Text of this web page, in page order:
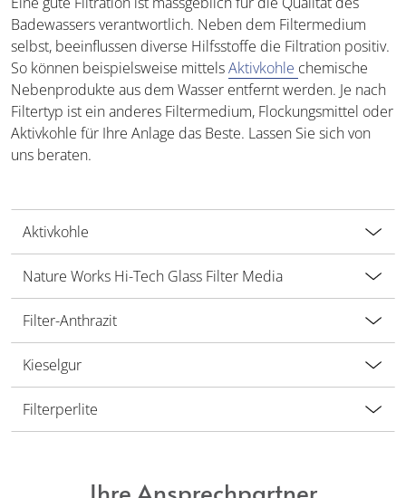
Badewassers verantwortlich. Neben dem Filtermedium
selbst, beeinflussen diverse Hilfsstoffe die Filtration positiv.
So können beispielsweise mittelsAktivkohle chemische
Nebenprodukte aus dem Wasser entfernt werden. Je nach
Filtertyp ist ein anderes Filtermedium, Flockungsmittel oder
Aktivkohle für Ihre Anlage das Beste. Lassen Sie sich von
uns beraten.
Aktivkohle
Nature Works Hi-Tech Glass Filter Media
Filter-Anthrazit
Kieselgur
Filterperlite